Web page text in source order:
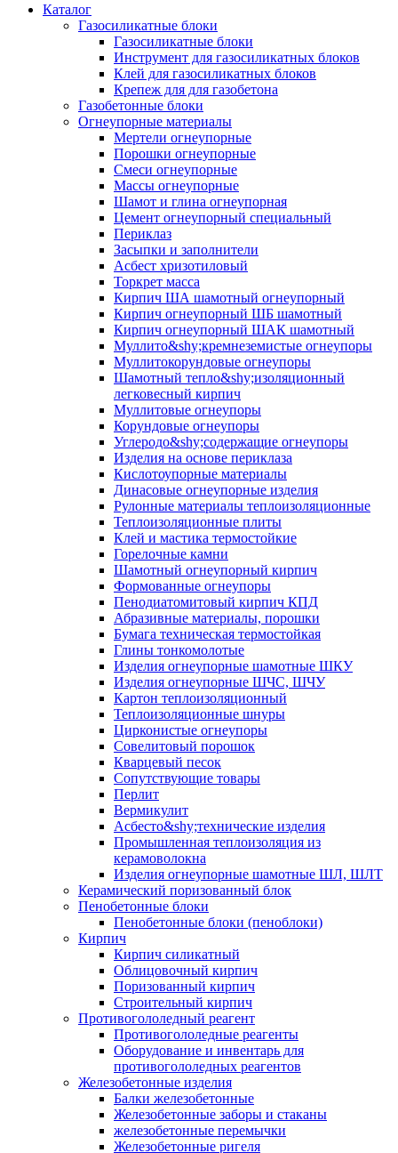
Каталог
Газосиликатные блоки
Газосиликатные блоки
Инструмент для газосиликатных блоков
Клей для газосиликатных блоков
Крепеж для для газобетона
Газобетонные блоки
Огнеупорные материалы
Мертели огнеупорные
Порошки огнеупорные
Смеси огнеупорные
Массы огнеупорные
Шамот и глина огнеупорная
Цемент огнеупорный специальный
Периклаз
Засыпки и заполнители
Асбест хризотиловый
Торкрет масса
Кирпич ША шамотный огнеупорный
Кирпич огнеупорный ШБ шамотный
Кирпич огнеупорный ШАК шамотный
Муллито&shy;­кремнеземистые огнеупоры
Муллито­корундовые огнеупоры
Шамотный тепло&shy;изоляционный
легковесный кирпич
Муллитовые огнеупоры
Корундовые огнеупоры
Углеродо&shy;содержащие огнеупоры
Изделия на основе периклаза
Кислотоупорные материалы
Динасовые огнеупорные изделия
Рулонные материалы теплоизоляционные
Тепло­изоляционные плиты
Клей и мастика термостойкие
Горелочные камни
Шамотный огнеупорный кирпич
Формованные огнеупоры
Пенодиатомитовый кирпич КПД
Абразивные материалы, порошки
Бумага техническая термостойкая
Глины тонкомолотые
Изделия огнеупорные шамотные ШКУ
Изделия огнеупорные ШЧС, ШЧУ
Картон теплоизоляционный
Теплоизоляционные шнуры
Цирконистые огнеупоры
Совелитовый порошок
Кварцевый песок
Сопутствующие товары
Перлит
Вермикулит
Асбесто&shy;технические изделия
Промышленная теплоизоляция из
керамоволокна
Изделия огнеупорные шамотные ШЛ, ШЛТ
Керамический поризованный блок
Пенобетонные блоки
Пенобетонные блоки (пеноблоки)
Кирпич
Кирпич силикатный
Облицовочный кирпич
Поризованный кирпич
Строительный кирпич
Противогололедный реагент
Противогололедные реагенты
Оборудование и инвентарь для
противогололедных реагентов
Железобетонные изделия
Балки железобетонные
Железобетонные заборы и стаканы
железобетонные перемычки
Железобетонные ригеля